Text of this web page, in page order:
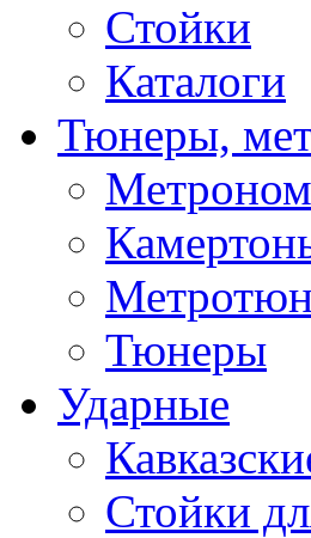
Стойки
Каталоги
Тюнеры,
Тюнеры
Ударные
Стойки